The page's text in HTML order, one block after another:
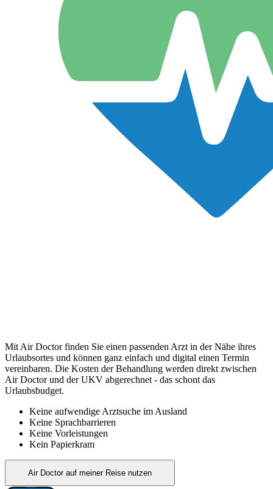
Mit Air Doctor finden Sie einen passenden Arzt in der Nähe ihres
Urlaubsortes und können ganz einfach und digital einen Termin
vereinbaren. Die Kosten der Behandlung werden direkt zwischen
Air Doctor und der UKV abgerechnet - das schont das
Urlaubsbudget.
Keine aufwendige Arztsuche im Ausland
Keine Sprachbarrieren
Keine Vorleistungen
Kein Papierkram
Air Doctor auf meiner Reise nutzen